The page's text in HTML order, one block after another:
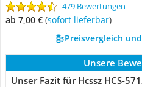
479 Bewertungen
ab 7,00 € ( Sofort lieferbar)
Preisvergleich
Unsere
Unser Fazit für Hcssz HCS-